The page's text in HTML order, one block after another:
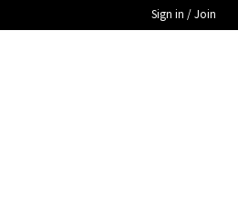
Sign in / Join